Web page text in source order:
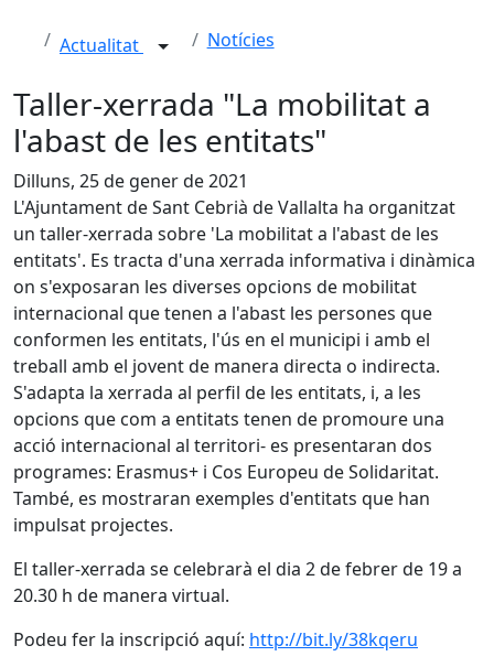
Actualitat Notícies
Taller-xerrada "La mobilitat a
l'abast de les entitats"
Dilluns, 25 de gener de 2021
L'Ajuntament de Sant Cebrià de Vallalta ha organitzat
un taller-xerrada sobre 'La mobilitat a l'abast de les
entitats'. Es tracta d'una xerrada informativa i dinàmica
on s'exposaran les diverses opcions de mobilitat
internacional que tenen a l'abast les persones que
conformen les entitats, l'ús en el municipi i amb el
treball amb el jovent de manera directa o indirecta.
S'adapta la xerrada al perfil de les entitats, i, a les
opcions que com a entitats tenen de promoure una
acció internacional al territori- es presentaran dos
programes: Erasmus+ i Cos Europeu de Solidaritat.
També, es mostraran exemples d'entitats que han
impulsat projectes.
El taller-xerrada se celebrarà el dia 2 de febrer de 19 a
20.30 h de manera virtual.
Podeu fer la inscripció aquí: http://bit.ly/38kqeru